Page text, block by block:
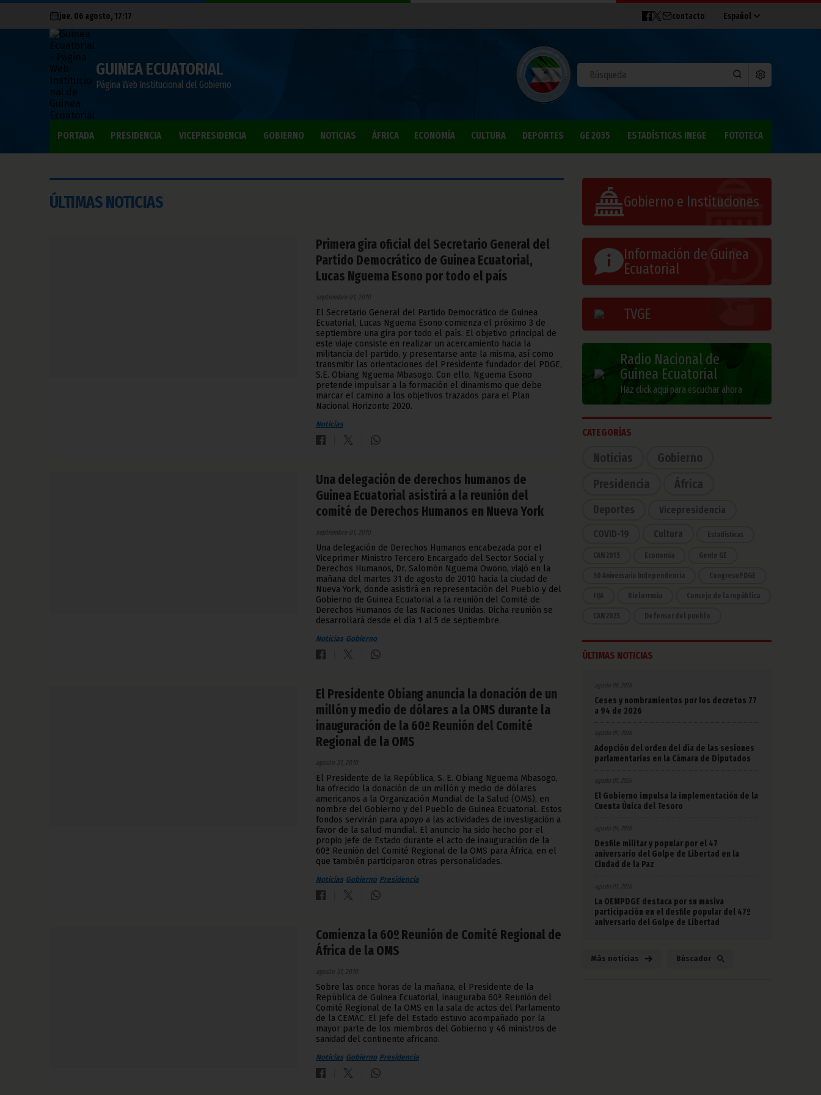
jue. 06 agosto, 17:17 contacto Español
GUINEA ECUATORIAL
Página Web Institucional del Gobierno
PORTADA PRESIDENCIA VICEPRESIDENCIA GOBIERNO NOTICIAS ÁFRICA ECONOMÍA CULTURA DEPORTES GE 2035 ESTADÍSTICAS INEGE FOTOTECA
ÚLTIMAS NOTICIAS
Primera gira oficial del Secretario General del
Partido Democrático de Guinea Ecuatorial,
Lucas Nguema Esono por todo el país
septiembre 01, 2010
El Secretario General del Partido Democrático de Guinea
Ecuatorial, Lucas Nguema Esono comienza el próximo 3 de
septiembre una gira por todo el país. El objetivo principal de
este viaje consiste en realizar un acercamiento hacia la
militancia del partido, y presentarse ante la misma, así como
transmitir las orientaciones del Presidente fundador del PDGE,
S.E. Obiang Nguema Mbasogo. Con ello, Nguema Esono
pretende impulsar a la formación el dinamismo que debe
marcar el camino a los objetivos trazados para el Plan
Nacional Horizonte 2020.
Noticias
Una delegación de derechos humanos de
Guinea Ecuatorial asistirá a la reunión del
comité de Derechos Humanos en Nueva York
septiembre 01, 2010
Una delegación de Derechos Humanos encabezada por el
Viceprimer Ministro Tercero Encargado del Sector Social y
Derechos Humanos, Dr. Salomón Nguema Owono, viajó en la
mañana del martes 31 de agosto de 2010 hacia la ciudad de
Nueva York, donde asistirá en representación del Pueblo y del
Gobierno de Guinea Ecuatorial a la reunión del Comité de
Derechos Humanos de las Naciones Unidas. Dicha reunión se
desarrollará desde el día 1 al 5 de septiembre.
Noticias Gobierno
El Presidente Obiang anuncia la donación de un
millón y medio de dólares a la OMS durante la
inauguración de la 60ª Reunión del Comité
Regional de la OMS
agosto 31, 2010
El Presidente de la República, S. E. Obiang Nguema Mbasogo,
ha ofrecido la donación de un millón y medio de dólares
americanos a la Organización Mundial de la Salud (OMS), en
nombre del Gobierno y del Pueblo de Guinea Ecuatorial. Estos
fondos servirán para apoyo a las actividades de investigación a
favor de la salud mundial. El anuncio ha sido hecho por el
propio Jefe de Estado durante el acto de inauguración de la
60ª Reunión del Comité Regional de la OMS para África, en el
que también participaron otras personalidades.
Noticias Gobierno Presidencia
Comienza la 60º Reunión de Comité Regional de
África de la OMS
agosto 31, 2010
Sobre las once horas de la mañana, el Presidente de la
República de Guinea Ecuatorial, inauguraba 60ª Reunión del
Comité Regional de la OMS en la sala de actos del Parlamento
de la CEMAC. El Jefe del Estado estuvo acompañado por la
mayor parte de los miembros del Gobierno y 46 ministros de
sanidad del continente africano.
Noticias Gobierno Presidencia
Gobierno e Instituciones
Información de Guinea
Ecuatorial
TVGE
Radio Nacional de
Guinea Ecuatorial
Haz click aquí para escuchar ahora
CATEGORÍAS
Noticias
Gobierno
Presidencia
África
Deportes Vicepresidencia
COVID-19 Cultura Estadísticas
CAN 2015 Economía Gente GE
50 Aniversario Independencia CongresoPDGE
FIJA Bielorrusia Consejo de la república
CAN 2025 Defensor del pueblo
ÚLTIMAS NOTICIAS
agosto 06, 2026
Ceses y nombramientos por los decretos 77
a 94 de 2026
agosto 05, 2026
Adopción del orden del día de las sesiones
parlamentarias en la Cámara de Diputados
agosto 05, 2026
El Gobierno impulsa la implementación de la
Cuenta Única del Tesoro
agosto 04, 2026
Desfile militar y popular por el 47
aniversario del Golpe de Libertad en la
Ciudad de la Paz
agosto 03, 2026
La OEMPDGE destaca por su masiva
participación en el desfile popular del 47º
aniversario del Golpe de Libertad
Más noticias Búscador